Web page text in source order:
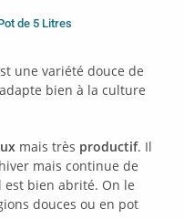
de 5 Litres
une variété douce de
bien à la culture
mais très productif. Il
mais continue de
est bien abrité. On le
douces ou en pot